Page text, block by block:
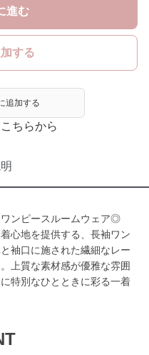
進む
する
追加する
ンピースルームウェア◎
心地を提供する、長袖ワン
袖口に施された繊細なレー
上質な素材感が優雅な雰囲
特別なひとときに彩る一着